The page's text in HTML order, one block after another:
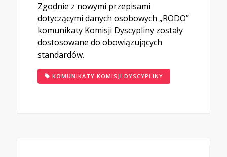
Zgodnie z nowymi przepisami
dotyczącymi danych osobowych „RODO”
komunikaty Komisji Dyscypliny zostały
dostosowane do obowiązujących
standardów.
KOMUNIKATY KOMISJI DYSCYPLINY